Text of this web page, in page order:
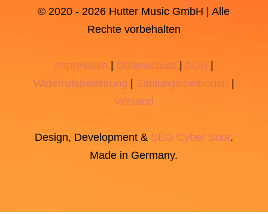
© 2020 - 2026 Hutter Music GmbH | Alle
Rechte vorbehalten
Impressum Datenschutz AGB
Widerrufsbelehrung
Zahlungsmethoden
Versand
Design, Development & SEO Cyber Sour.
Made in Germany.